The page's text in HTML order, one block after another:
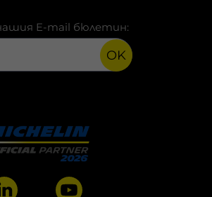
E-mail бюлетин:
OK